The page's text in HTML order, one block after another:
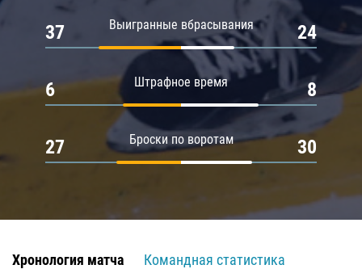
Выигранные вбрасывания
37 24
Штрафное время
6 8
Броски по воротам
27 30
Хронология матча
Командная статистика